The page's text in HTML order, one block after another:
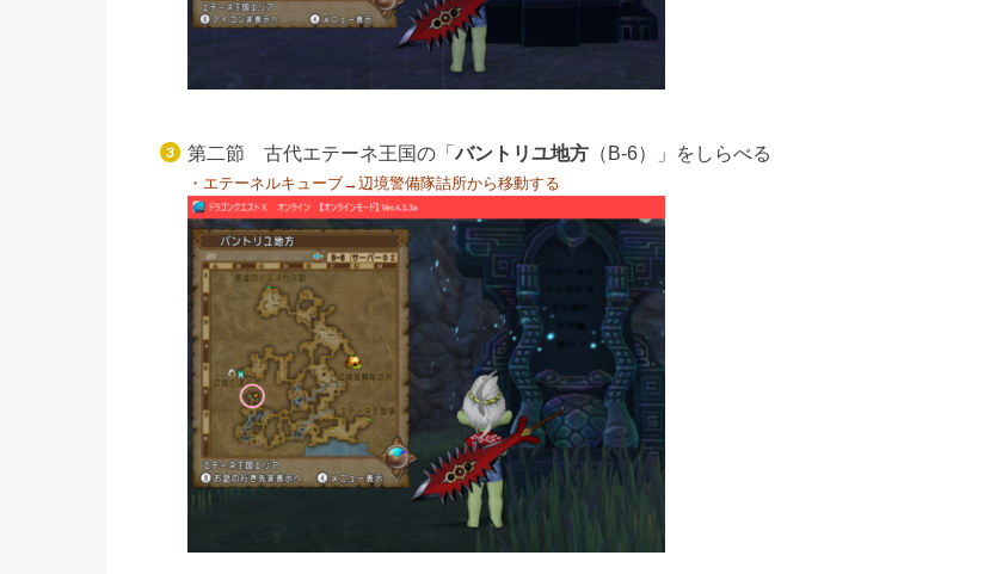
第二節 古代エテーネ王国の「バントリユ地方 （B-6）」をしらべる
・エテーネルキューブ→辺境警備隊詰所から移動する